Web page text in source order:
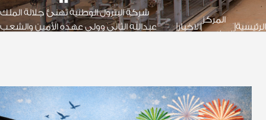
الرئيسية
المركز
الاعلامي
|الاخبار|
شركة البترول الوطنية تهنئ جلالة الملك
عبدالله الثاني وولي عهده الأمين والشعب